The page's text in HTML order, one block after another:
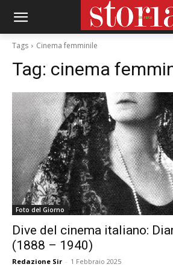
Tags Cinema femminile
Tag: cinema
Foto del Giorno
Dive del cinema italiano:
(1888 – 1940)
Redazione Sir - 1 Febbraio 2025